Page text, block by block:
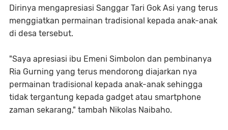
Dirinya mengapresiasi Sanggar Tari Gok Asi yang terus
menggiatkan permainan tradisional kepada anak-anak
di desa tersebut.
"Saya apresiasi ibu Emeni Simbolon dan pembinanya
Ria Gurning yang terus mendorong diajarkan nya
permainan tradisional kepada anak-anak sehingga
tidak tergantung kepada gadget atau smartphone
zaman sekarang," tambah Nikolas Naibaho.